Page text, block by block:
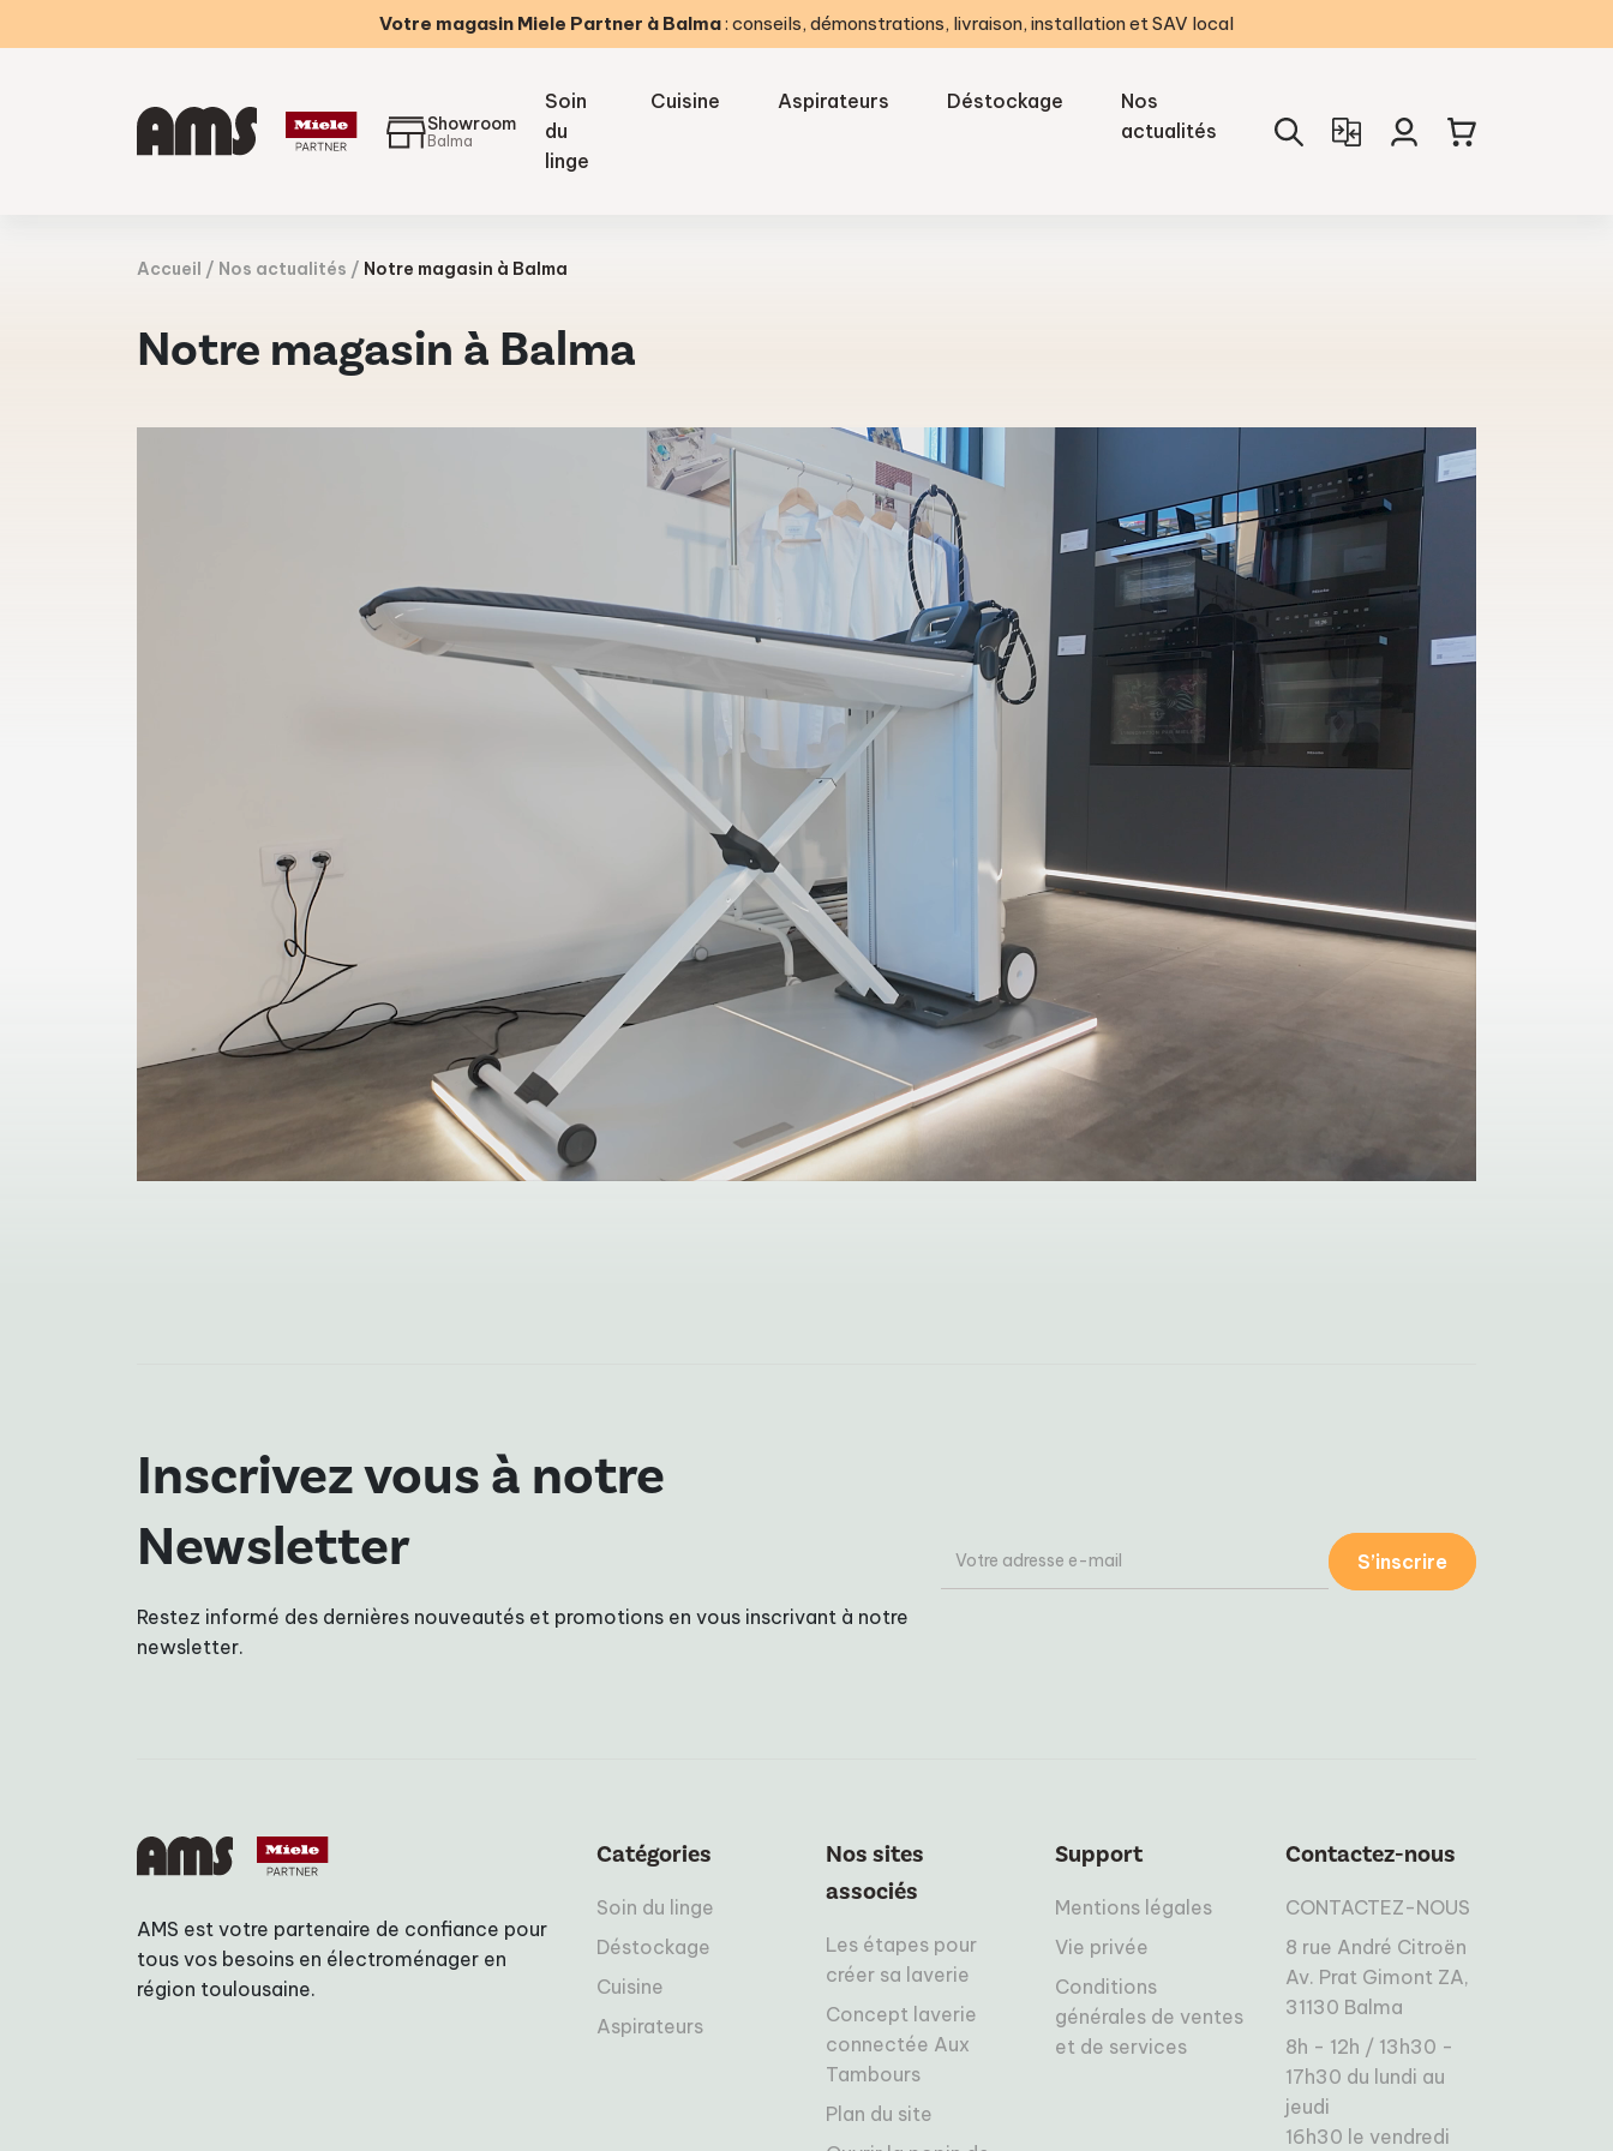
Votre magasin Miele Partner à Balma: conseils, démonstrations, livraison, installation et SAV local
Showroom
Balma
Soin
du
linge
Cuisine Aspirateurs Déstockage
Nos
actualités
Accueil Nos actualités Notre magasin à Balma
Notre magasin à Balma
Inscrivez vous à notre
Newsletter
Restez informé des dernières nouveautés et promotions en vous inscrivant à notre
newsletter.
S’inscrire
AMS est votre partenaire de confiance pour
tous vos besoins en électroménager en
région toulousaine.
Catégories
Soin du linge
Déstockage
Cuisine
Aspirateurs
Nos sites
associés
Les étapes pour
créer sa laverie
Concept laverie
connectée Aux
Tambours
Plan du site
Support
Mentions légales
Vie privée
Conditions
générales de ventes
et de services
Contactez-nous
CONTACTEZ-NOUS
8 rue André Citroën
Av. Prat Gimont ZA,
31130 Balma
8h - 12h / 13h30 -
17h30 du lundi au
jeudi
16h30 le vendredi